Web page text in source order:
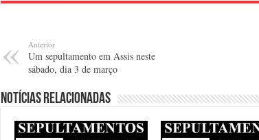
Anterior
Um sepultamento em Assis neste
sábado, dia 3 de março
Notícias relacionadas